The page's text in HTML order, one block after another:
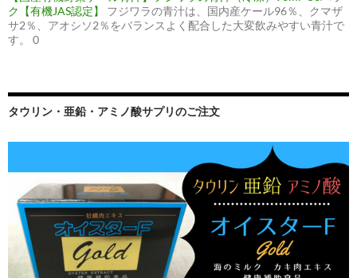
ク【有機JAS認定】
フジワラの青汁は、国内産ケール96％、クマザ
サ2％、アオシソ2％をバランスよく配合した大変飲みやすい青汁で
す。 0
タウリン・亜鉛・アミノ酸サプリのご注文